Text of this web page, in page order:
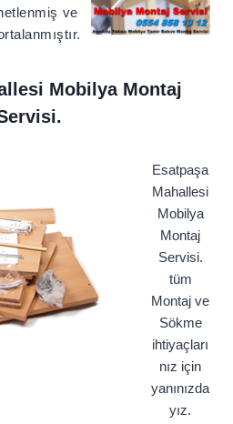
ve
Mobilya Montaj
Esatpaşa
Mahallesi
Mobilya
Montaj
Servisi.
tüm
Montaj ve
Sökme
ihtiyaçları
nız için
yanınızda
yız.